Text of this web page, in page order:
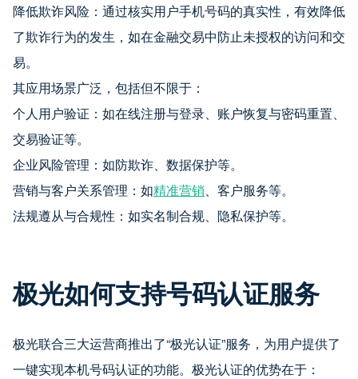
降低欺诈风险：通过核实用户手机号码的真实性，有效降低
了欺诈行为的发生，如在金融交易中防止未授权的访问和交
易。
其应用场景广泛，包括但不限于：
个人用户验证：如在线注册与登录、账户恢复与密码重置、
交易验证等。
企业风险管理：如防欺诈、数据保护等。
营销与客户关系管理：如精准营销、客户服务等。
法规遵从与合规性：如实名制合规、隐私保护等。
极光如何支持号码认证服务
极光联合三大运营商推出了“极光认证”服务，为用户提供了
一键实现本机号码认证的功能。极光认证的优势在于：